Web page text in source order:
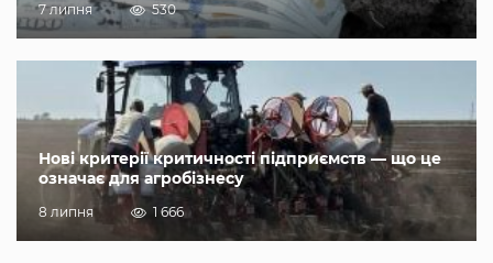
7 липня 530
Нові критерії критичності підприємств — що це
означає для агробізнесу
8 липня 1 666